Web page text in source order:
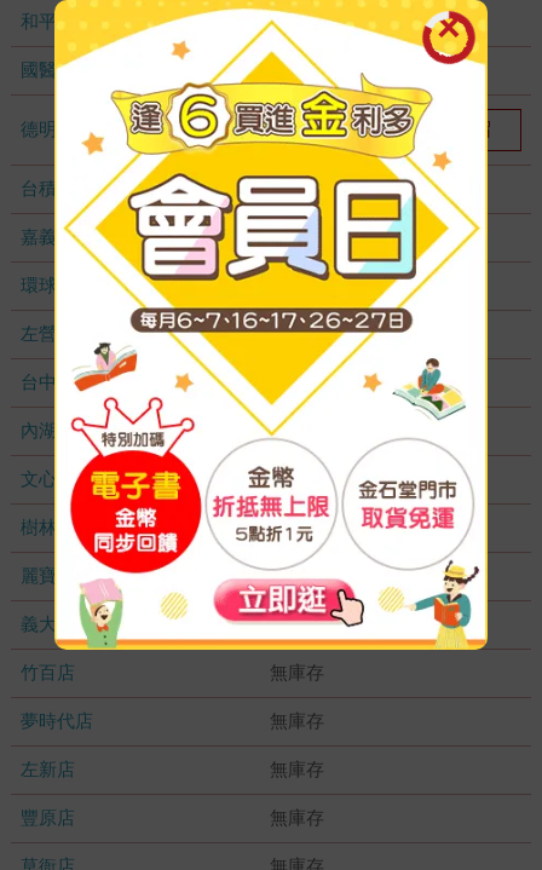
和平店 無庫存
國醫加盟店 無庫存
德明加盟店 1 我要預留
台積店 無庫存
嘉義耐斯店 無庫存
環球店 無庫存
左營店 無庫存
台中秀泰店 無庫存
內湖大潤發 無庫存
文心店 無庫存
樹林店 無庫存
麗寶店 無庫存
義大店 無庫存
竹百店 無庫存
夢時代店 無庫存
左新店 無庫存
豐原店 無庫存